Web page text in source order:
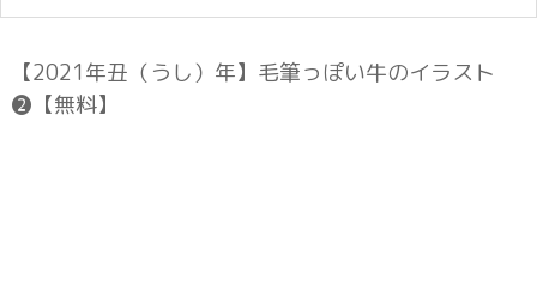
【2021年丑（うし）年】毛筆っぽい牛のイラスト
❷【無料】